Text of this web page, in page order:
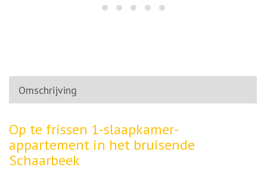
Omschrijving
Omschrijving
Op te frissen 1-slaapkamer-
appartement in het bruisende
Schaarbeek